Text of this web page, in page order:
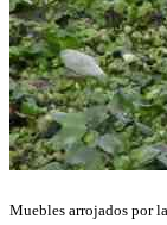
Muebles arrojados por